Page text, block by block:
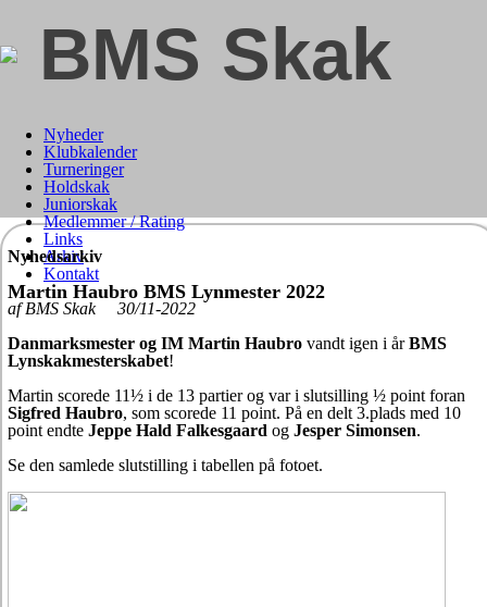
BMS Skak
Nyheder
Klubkalender
Turneringer
Holdskak
Juniorskak
Medlemmer / Rating
Links
Arkiv
Kontakt
Nyhedsarkiv
Martin Haubro BMS Lynmester 2022
af BMS Skak 30/11-2022
Danmarksmester og IM Martin Haubro vandt igen i årBMS
Lynskakmesterskabet!
Martin scorede 11½ i de 13 partier og var i slutsilling ½ point foran
Sigfred Haubro, som scorede 11 point. På en delt 3.plads med 10
point endte Jeppe Hald Falkesgaard og Jesper Simonsen.
Se den samlede slutstilling i tabellen på fotoet.